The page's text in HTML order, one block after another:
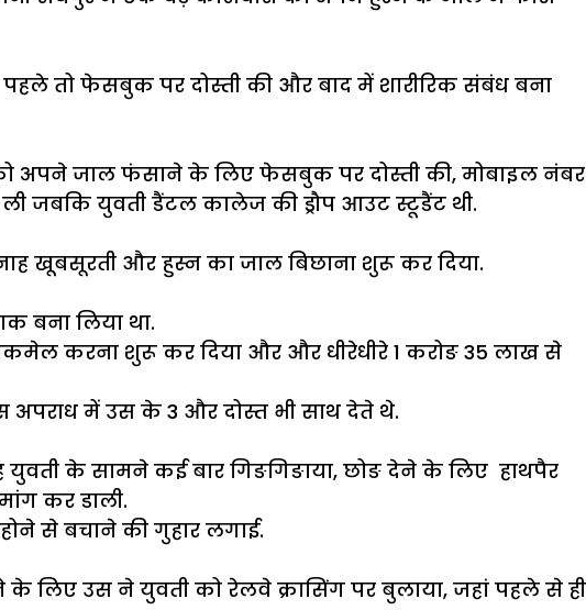
तो फेसबुक पर दोस्ती की और बाद में शारीरिक संबंध बना
अपने जाल फंसाने के लिए फेसबुक पर दोस्ती की, मोबाइल नंबर
जबकि युवती डैंटल कालेज की ड्रौप आउट स्टूडैंट थी.
खूबसूरती और हुस्न का जाल बिछाना शुरू कर दिया.
बना लिया था.
करना शुरू कर दिया और और धीरेधीरे 1 करोङ 35 लाख से
अपराध में उस के 3 और दोस्त भी साथ देते थे.
के सामने कई बार गिङगिङाया, छोङ देने के लिए हाथपैर
कर डाली.
से बचाने की गुहार लगाई.
लिए उस ने युवती को रेलवे क्रासिंग पर बुलाया, जहां पहले से ही